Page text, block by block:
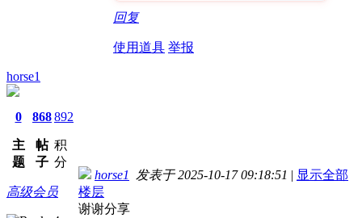
回复
使用道具 举报
horse1
0
主
题
868
帖
子
892
积
分
高级会员
horse1 发表于 2025-10-17 09:18:51 | 显示全部
楼层
谢谢分享